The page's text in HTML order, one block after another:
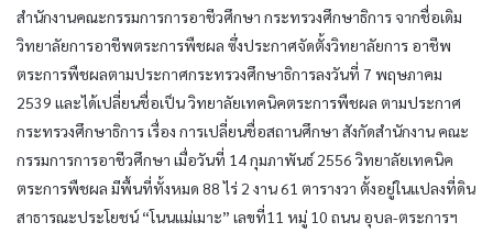
สำนักงานคณะกรรมการการอาชีวศึกษา กระทรวงศึกษาธิการ จากชื่อเดิม
วิทยาลัยการอาชีพตระการพืชผล ซึ่งประกาศจัดตั้งวิทยาลัยการ อาชีพ
ตระการพืชผลตามประกาศกระทรวงศึกษาธิการลงวันที่ 7 พฤษภาคม
2539 และได้เปลี่ยนชื่อเป็น วิทยาลัยเทคนิคตระการพืชผล ตามประกาศ
กระทรวงศึกษาธิการ เรื่อง การเปลี่ยนชื่อสถานศึกษา สังกัดสำนักงาน คณะ
กรรมการการอาชีวศึกษา เมื่อวันที่ 14 กุมภาพันธ์ 2556 วิทยาลัยเทคนิค
ตระการพืชผล มีพื้นที่ทั้งหมด 88 ไร่ 2 งาน 61 ตารางวา ตั้งอยู่ในแปลงที่ดิน
สาธารณะประโยชน์ “โนนแม่เมาะ” เลขที่11 หมู่ 10 ถนน อุบล-ตระการฯ